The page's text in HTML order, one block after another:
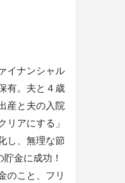
イナンシャル
有。夫と４歳
産と夫の入院
リアにする」
し、無理な節
金に成功！
のこと、フリ